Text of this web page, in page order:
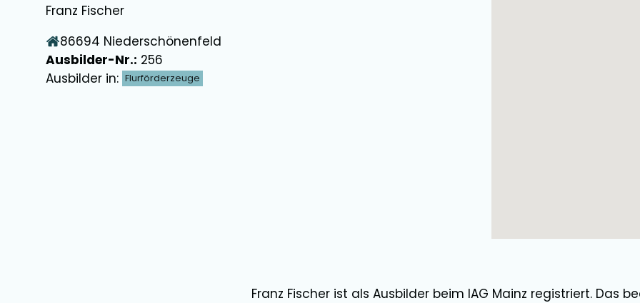
Franz Fischer
86694 Niederschönenfeld
Ausbilder-Nr.: 256
Ausbilder in: Flurförderzeuge
Franz Fischer ist als Ausbilder beim IAG Mainz registriert. Das